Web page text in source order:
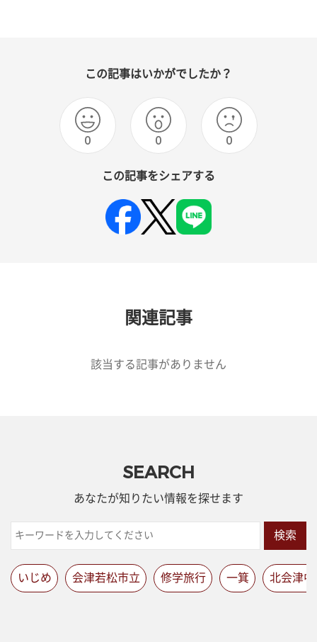
この記事はいかがでしたか？
0 0 0
この記事をシェアする
関連記事
該当する記事がありません
SEARCH
あなたが知りたい情報を探せます
検索
いじめ 会津若松市立 修学旅行 一箕 北会津中